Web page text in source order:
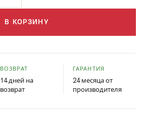
В КОРЗИНУ
ВОЗВРАТ
14 дней на
возврат
ГАРАНТИЯ
24 месяца от
производителя